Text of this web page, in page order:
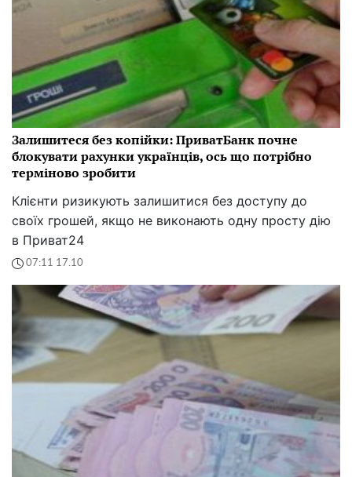
Залишитеся без копійки: ПриватБанк почне
блокувати рахунки українців, ось що потрібно
терміново зробити
Клієнти ризикують залишитися без доступу до
своїх грошей, якщо не виконають одну просту дію
в Приват24
07:11 17.10